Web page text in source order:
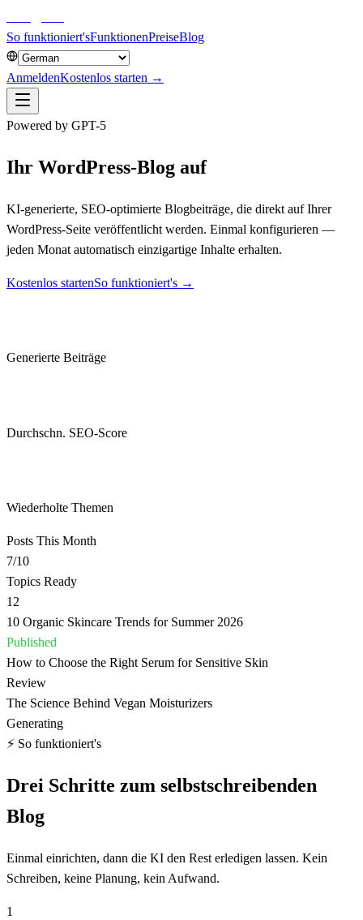
So funktioniert'sFunktionenPreiseBlog
AnmeldenKostenlos starten →
Powered by GPT-5
Ihr WordPress-Blog auf
KI-generierte, SEO-optimierte Blogbeiträge, die direkt auf Ihrer
WordPress-Seite veröffentlicht werden. Einmal konfigurieren —
jeden Monat automatisch einzigartige Inhalte erhalten.
Kostenlos startenSo funktioniert's →
Generierte Beiträge
Durchschn. SEO-Score
Wiederholte Themen
Posts This Month
7/10
Topics Ready
12
10 Organic Skincare Trends for Summer 2026
Published
How to Choose the Right Serum for Sensitive Skin
Review
The Science Behind Vegan Moisturizers
Generating
⚡ So funktioniert's
Drei Schritte zum selbstschreibenden
Blog
Einmal einrichten, dann die KI den Rest erledigen lassen. Kein
Schreiben, keine Planung, kein Aufwand.
1